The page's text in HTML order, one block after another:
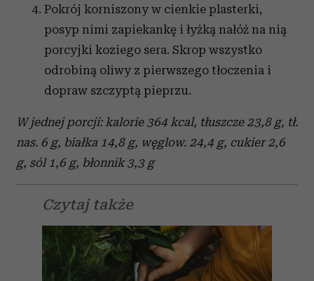
Pokrój korniszony w cienkie plasterki,
posyp nimi zapiekankę i łyżką nałóż na nią
porcyjki koziego sera. Skrop wszystko
odrobiną oliwy z pierwszego tłoczenia i
dopraw szczyptą pieprzu.
W jednej porcji: kalorie 364 kcal, tłuszcze 23,8 g, tł.
nas. 6 g, białka 14,8 g, węglow. 24,4 g, cukier 2,6
g, sól 1,6 g, błonnik 3,3 g
Czytaj także